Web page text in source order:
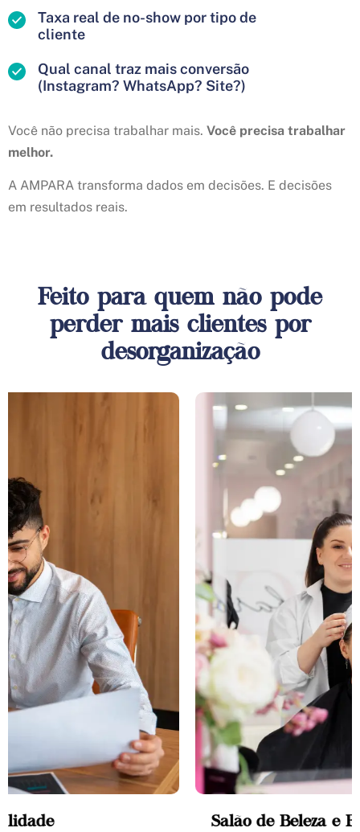
Taxa real de no-show por tipo de
cliente
Qual canal traz mais conversão
(Instagram? WhatsApp? Site?)
Você não precisa trabalhar mais. Você precisa trabalhar
melhor.
A AMPARA transforma dados em decisões. E decisões
em resultados reais.
Feito para quem não pode
perder mais clientes por
desorganização
Salão de Beleza e Estética